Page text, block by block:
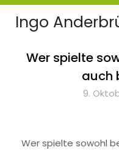
Ingo
Wer spielte
auch
9.
Wer spielte sowohl